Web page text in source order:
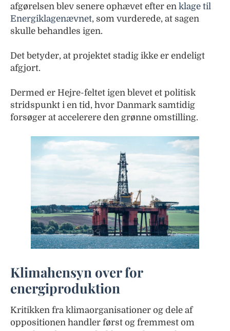
afgørelsen blev senere ophævet efter en klage til
Energiklagenævnet, som vurderede, at sagen
skulle behandles igen.
Det betyder, at projektet stadig ikke er endeligt
afgjort.
Dermed er Hejre-feltet igen blevet et politisk
stridspunkt i en tid, hvor Danmark samtidig
forsøger at accelerere den grønne omstilling.
Klimahensyn over for
energiproduktion
Kritikken fra klimaorganisationer og dele af
oppositionen handler først og fremmest om